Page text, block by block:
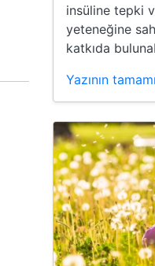
insüline tepki
yeteneğine
katkıda
Yazının